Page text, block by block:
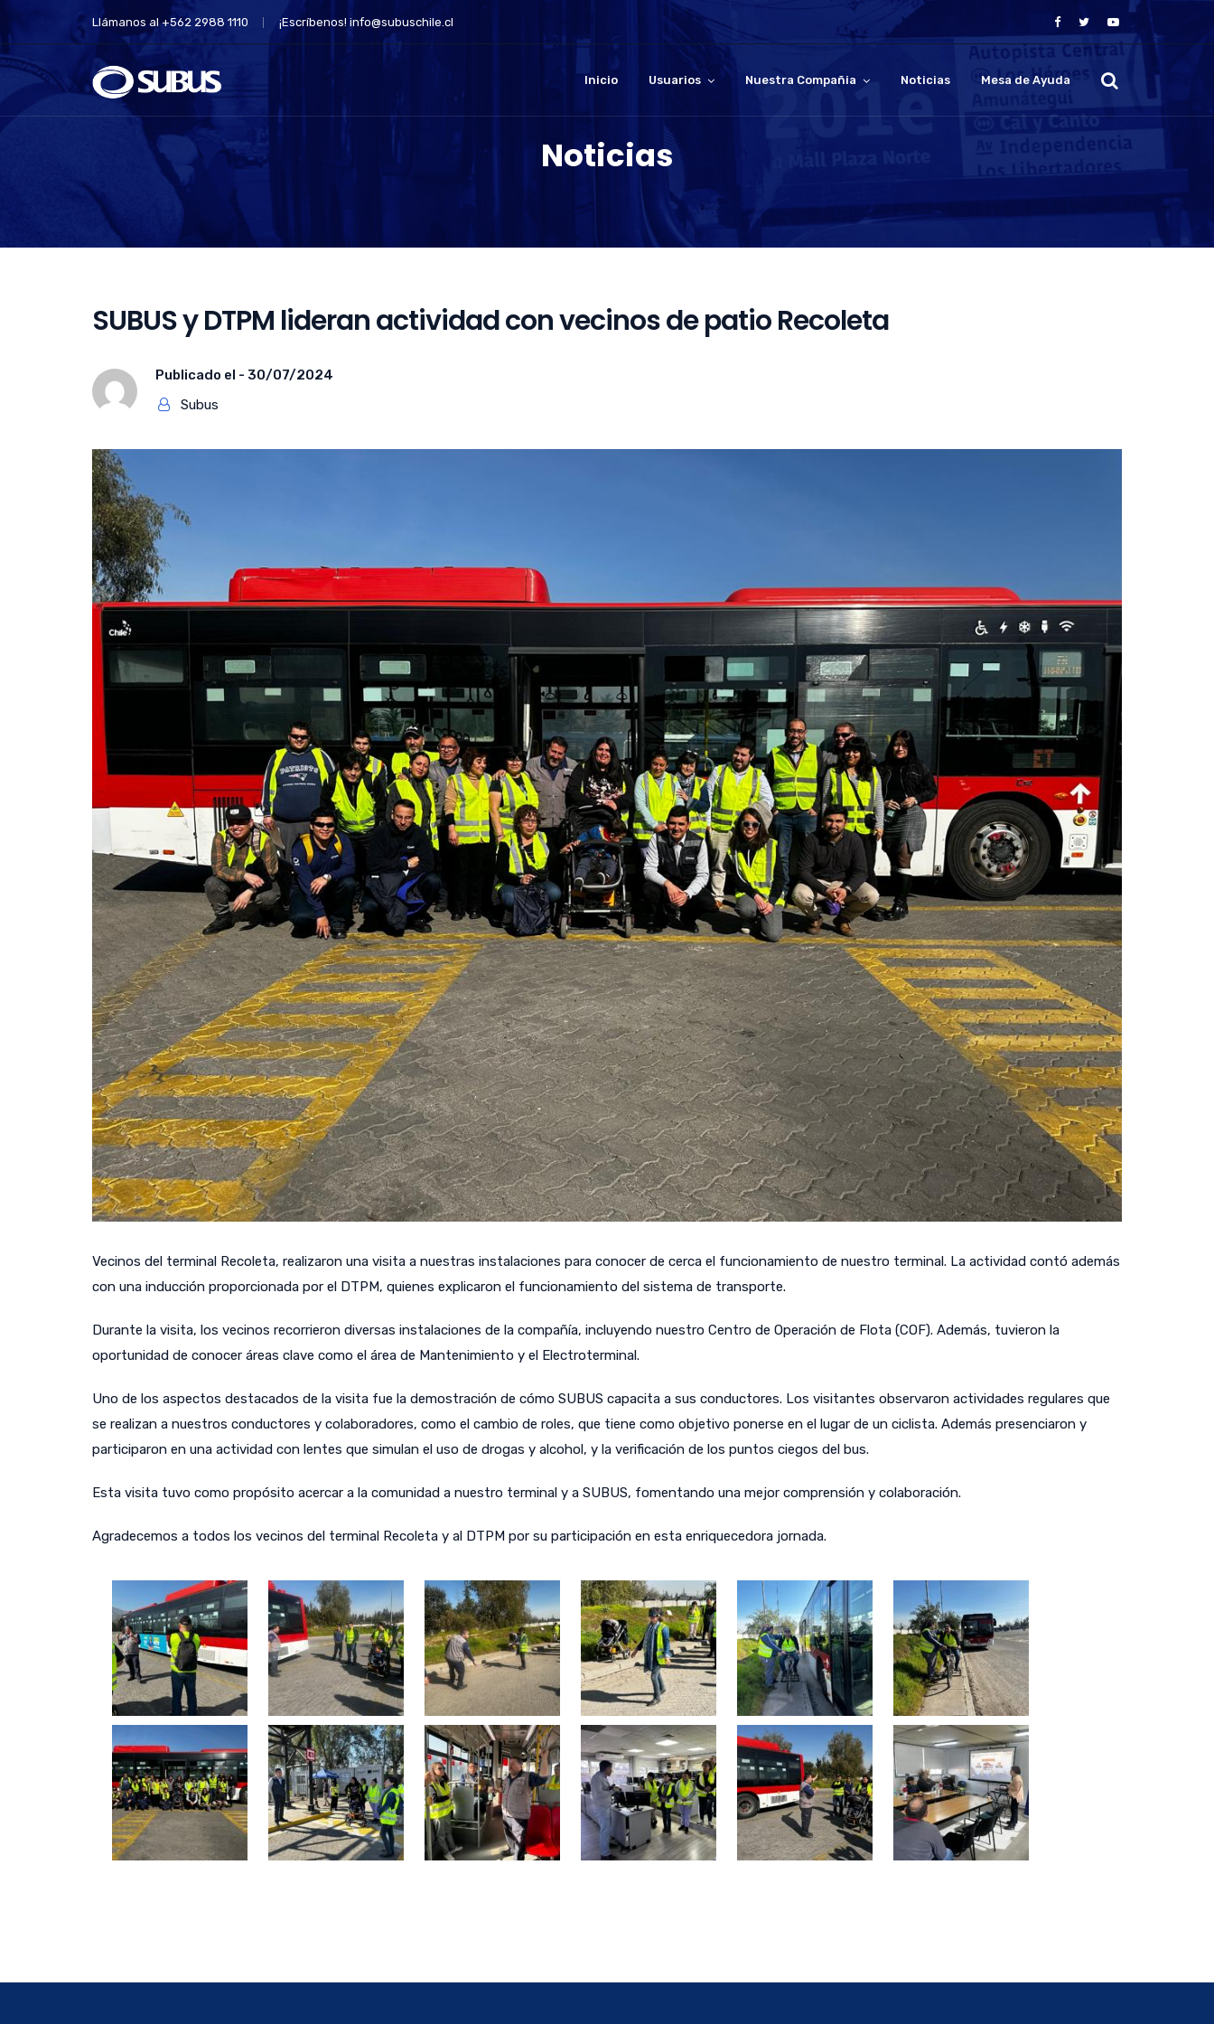
Llámanos al +562 2988 1110 ¡Escríbenos! info@subuschile.cl
Inicio Usuarios Nuestra Compañia Noticias Mesa de Ayuda
Noticias
SUBUS y DTPM lideran actividad con vecinos de patio Recoleta
Publicado el - 30/07/2024
Subus
Vecinos del terminal Recoleta, realizaron una visita a nuestras instalaciones para conocer de cerca el funcionamiento de nuestro terminal. La actividad contó además
con una inducción proporcionada por el DTPM, quienes explicaron el funcionamiento del sistema de transporte.
Durante la visita, los vecinos recorrieron diversas instalaciones de la compañía, incluyendo nuestro Centro de Operación de Flota (COF). Además, tuvieron la
oportunidad de conocer áreas clave como el área de Mantenimiento y el Electroterminal.
Uno de los aspectos destacados de la visita fue la demostración de cómo SUBUS capacita a sus conductores. Los visitantes observaron actividades regulares que
se realizan a nuestros conductores y colaboradores, como el cambio de roles, que tiene como objetivo ponerse en el lugar de un ciclista. Además presenciaron y
participaron en una actividad con lentes que simulan el uso de drogas y alcohol, y la verificación de los puntos ciegos del bus.
Esta visita tuvo como propósito acercar a la comunidad a nuestro terminal y a SUBUS, fomentando una mejor comprensión y colaboración.
Agradecemos a todos los vecinos del terminal Recoleta y al DTPM por su participación en esta enriquecedora jornada.